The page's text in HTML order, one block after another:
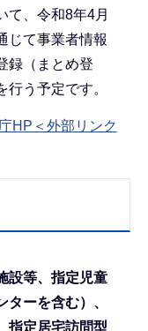
て、令和8年4月
じて事業者情報
録（まとめ登
う予定です。
HP＜外部リンク
設等、指定児童
ーを含む）、
指定居宅訪問型